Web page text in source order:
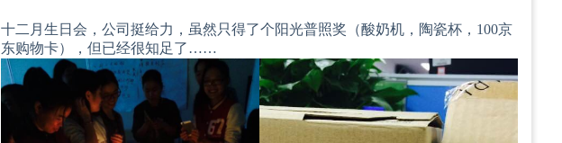
十二月生日会，公司挺给力，虽然只得了个阳光普照奖（酸奶机，陶瓷杯，100京
东购物卡），但已经很知足了……